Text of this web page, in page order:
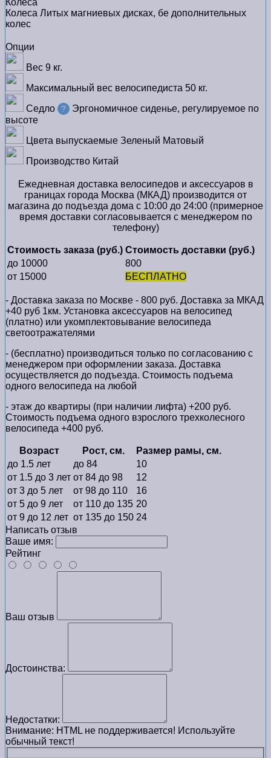
Колеса
Колеса Литых магниевых дисках, бе дополнительных
колес
Опции
Вес 9 кг.
Максимальный вес велосипедиста 50 кг.
Седло
?
Эргономичное сиденье, регулируемое по
высоте
Цвета выпускаемые Зеленый Матовый
Производство Китай
Ежедневная доставка велосипедов и аксессуаров в
границах города Москва (МКАД) производится от
магазина до подъезда дома с 10:00 до 24:00 (примерное
время доставки согласовывается с менеджером по
телефону)
Стоимость заказа (руб.) Стоимость доставки (руб.)
до 10000
800
от 15000
БЕСПЛАТНО
- Доставка заказа по Москве - 800 руб. Доставка за МКАД
+40 руб 1км. Установка аксессуаров на велосипед
(платно) или укомплектовывание велосипеда
светоотражателями
- (бесплатно) производиться только по cогласованию с
менеджером при оформлении заказа. Доставка
осуществляется до подъезда. Стоимость подъема
одного велосипеда на любой
- этаж до квартиры (при наличии лифта) +200 руб.
Стоимость подъема одного взрослого трехколесного
велосипеда +400 руб.
Возраст Рост, см.
Размер рамы, см.
до 1.5 лет
до 84
10
от 1.5 до 3 лет от 84 до 98
12
от 3 до 5 лет
от 98 до 110
16
от 5 до 9 лет
от 110 до 135 20
от 9 до 12 лет от 135 до 150 24
Написать отзыв
Ваше имя:
Рейтинг
Ваш отзыв
Достоинства:
Недостатки:
Внимание: HTML не поддерживается! Используйте
обычный текст!